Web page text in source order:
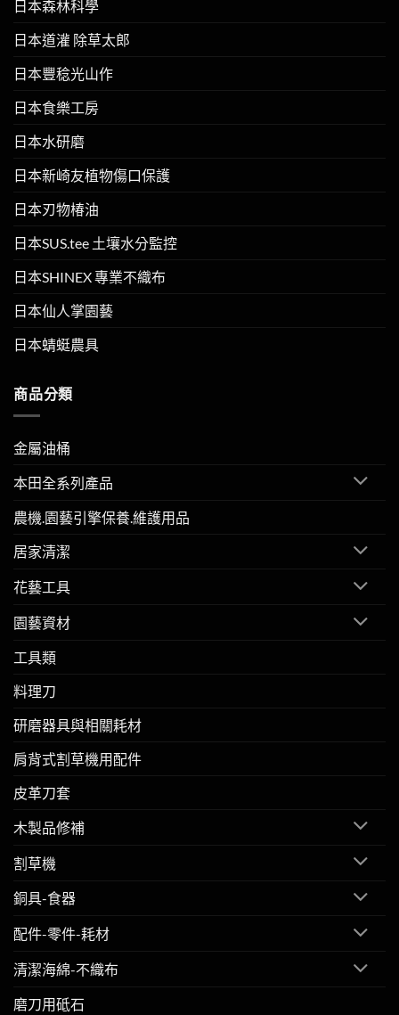
日本森林科學
日本道灌 除草太郎
日本豐稔光山作
日本食樂工房
日本水研磨
日本新崎友植物傷口保護
日本刃物椿油
日本SUS.tee 土壤水分監控
日本SHINEX 專業不織布
日本仙人掌園藝
日本蜻蜓農具
商品分類
金屬油桶
本田全系列產品
農機.園藝引擎保養.維護用品
居家清潔
花藝工具
園藝資材
工具類
料理刀
研磨器具與相關耗材
肩背式割草機用配件
皮革刀套
木製品修補
割草機
銅具-食器
配件-零件-耗材
清潔海綿-不織布
磨刀用砥石